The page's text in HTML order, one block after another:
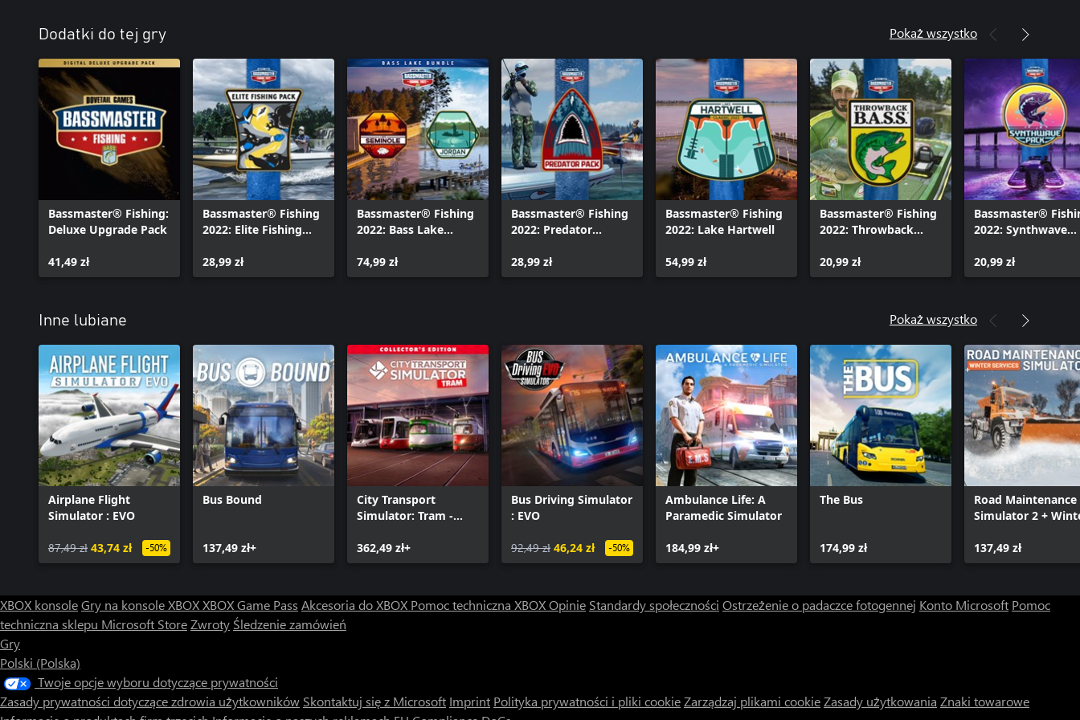
Dodatki do tej gry Pokaż wszystko
Bassmaster® Fishing:
Deluxe Upgrade Pack
41,49 zł
Bassmaster® Fishing
2022: Elite Fishing
28,99 zł
Bassmaster® Fishing
2022: Bass Lake
74,99 zł
Bassmaster® Fishing
2022: Predator
28,99 zł
Bassmaster® Fishing
2022: Lake Hartwell
54,99 zł
Bassmaster® Fishing
2022: Throwback
20,99 zł
Bassmaster®
2022: Synthwave
20,99 zł
Inne lubiane Pokaż wszystko
Airplane Flight
Simulator : EVO
87,49 zł 43,74 zł -50%
Bus Bound
137,49 zł+
City Transport
Simulator: Tram -
362,49 zł+
Bus Driving Simulator
: EVO
92,49 zł 46,24 zł -50%
Ambulance Life: A
Paramedic Simulator
184,99 zł+
The Bus
174,99 zł
Road Maintenance
Simulator 2 +
137,49 zł
XBOX konsoleGry na konsole XBOXXBOX Game Pass Akcesoria do XBOX Pomoc techniczna XBOXOpinie Standardy społeczności Ostrzeżenie o padaczce fotogennej Konto Microsoft Pomoc
techniczna sklepu Microsoft StoreZwroty Śledzenie zamówień
Gry
Polski (Polska)
Twoje opcje wyboru dotyczące prywatności
Zasady prywatności dotyczące zdrowia użytkowników Skontaktuj się z Microsoft Imprint Polityka prywatności i pliki cookieZarządzaj plikami cookieZasady użytkowania Znaki towarowe